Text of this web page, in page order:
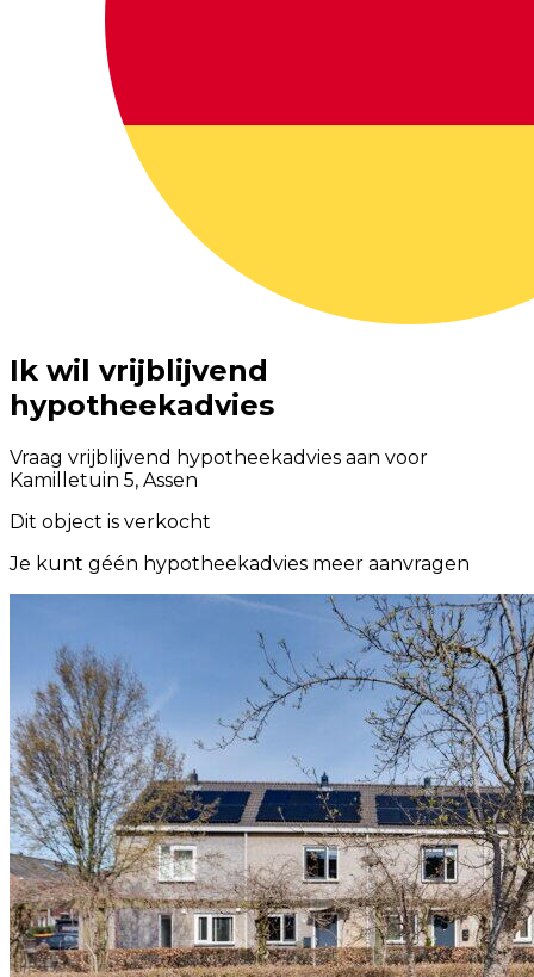
Ik wil vrijblijvend
hypotheekadvies
Vraag vrijblijvend hypotheekadvies aan voor
Kamilletuin 5, Assen
Dit object is verkocht
Je kunt géén hypotheekadvies meer aanvragen